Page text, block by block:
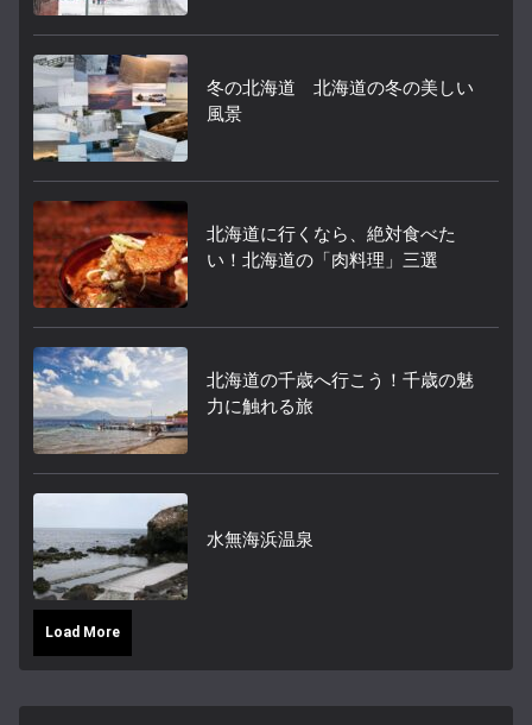
冬の北海道 北海道の冬の美しい
風景
北海道に行くなら、絶対食べた
い！北海道の「肉料理」三選
北海道の千歳へ行こう！千歳の魅
力に触れる旅
水無海浜温泉
Load More